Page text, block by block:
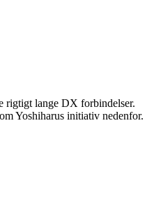
rigtigt lange DX forbindelser.
Yoshiharus initiativ nedenfor.